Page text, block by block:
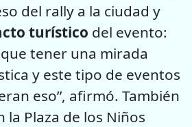
del rally a la ciudad y
turístico del evento:
tener una mirada
y este tipo de eventos
eso”, afirmó. También
la Plaza de los Niños